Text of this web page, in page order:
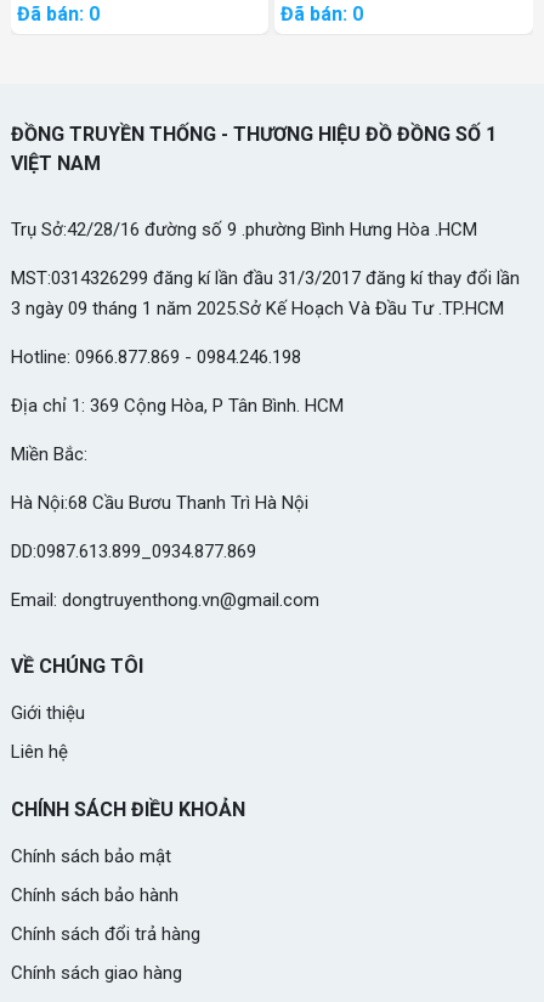
Đã bán: 0 Đã bán: 0
ĐỒNG TRUYỀN THỐNG - THƯƠNG HIỆU ĐỒ ĐỒNG SỐ 1
VIỆT NAM
Trụ Sở:42/28/16 đường số 9 .phường Bình Hưng Hòa .HCM
MST:0314326299 đăng kí lần đầu 31/3/2017 đăng kí thay đổi lần
3 ngày 09 tháng 1 năm 2025.Sở Kế Hoạch Và Đầu Tư .TP.HCM
Hotline: 0966.877.869 - 0984.246.198
Địa chỉ 1: 369 Cộng Hòa, P Tân Bình. HCM
Miền Bắc:
Hà Nội:68 Cầu Bươu Thanh Trì Hà Nội
DD:0987.613.899_0934.877.869
Email: dongtruyenthong.vn@gmail.com
VỀ CHÚNG TÔI
Giới thiệu
Liên hệ
CHÍNH SÁCH ĐIỀU KHOẢN
Chính sách bảo mật
Chính sách bảo hành
Chính sách đổi trả hàng
Chính sách giao hàng